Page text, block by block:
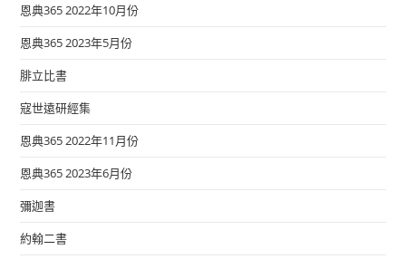
恩典365 2022年10月份
恩典365 2023年5月份
腓立比書
寇世遠研經集
恩典365 2022年11月份
恩典365 2023年6月份
彌迦書
約翰二書